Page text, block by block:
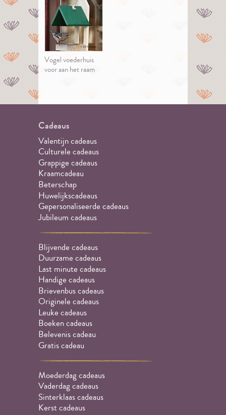
Vogel voederhuis
voor aan het raam
Cadeaus
Valentijn cadeaus
Culturele cadeaus
Grappige cadeaus
Kraamcadeau
Beterschap
Huwelijkscadeaus
Gepersonaliseerde cadeaus
Jubileum cadeaus
Blijvende cadeaus
Duurzame cadeaus
Last minute cadeaus
Handige cadeaus
Brievenbus cadeaus
Originele cadeaus
Leuke cadeaus
Boeken cadeaus
Belevenis cadeau
Gratis cadeau
Moederdag cadeaus
Vaderdag cadeaus
Sinterklaas cadeaus
Kerst cadeaus